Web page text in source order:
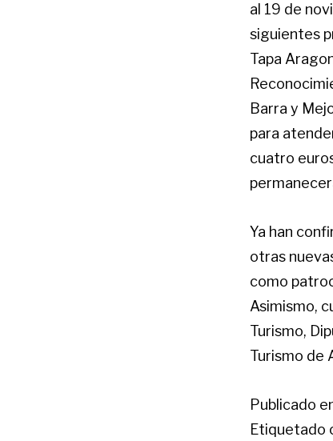
al 19 de
siguientes
Tapa
Barra y
para
cuatro
Ya han
otras
como
Asimismo,
Turismo,
Turismo de
Publicado
Etiquetado